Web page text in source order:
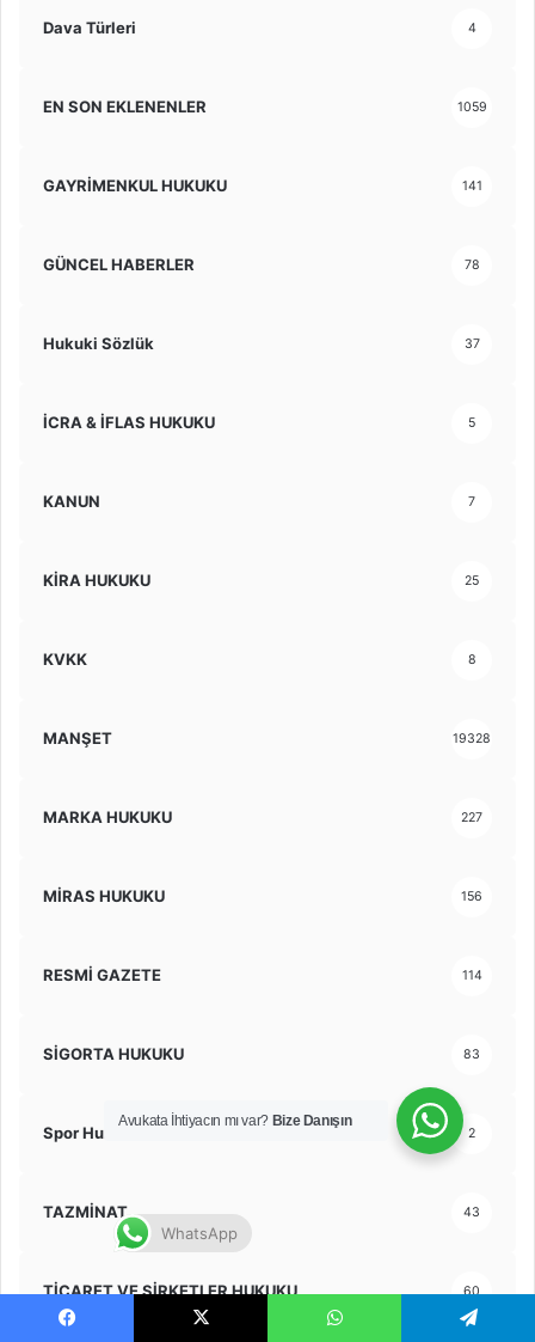
Dava Türleri 4
EN SON EKLENENLER 1059
GAYRİMENKUL HUKUKU 141
GÜNCEL HABERLER 78
Hukuki Sözlük 37
İCRA & İFLAS HUKUKU 5
KANUN 7
KİRA HUKUKU 25
KVKK 8
MANŞET 19328
MARKA HUKUKU 227
MİRAS HUKUKU 156
RESMİ GAZETE 114
SİGORTA HUKUKU 83
Spor Hukuku 2
TAZMİNAT 43
TİCARET VE ŞİRKETLER HUKUKU 60
Avukata İhtiyacın mı var? Bize Danışın
WhatsApp